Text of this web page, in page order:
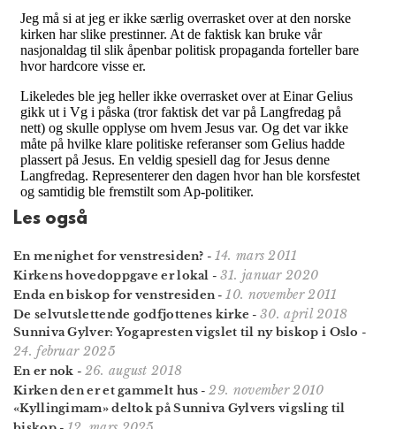
Les også
En menighet for venstresiden? - 14. mars 2011
Kirkens hovedoppgave er lokal - 31. januar 2020
Enda en biskop for venstresiden-10. november 2011
De selvutslettende godfjottenes kirke -30. april 2018
Sunniva Gylver: Yogapresten vigslet til ny biskop i Oslo -
24. februar 2025
En er nok - 26. august 2018
Kirken den er et gammelt hus -29. november 2010
«Kyllingimam» deltok på Sunniva Gylvers vigsling til